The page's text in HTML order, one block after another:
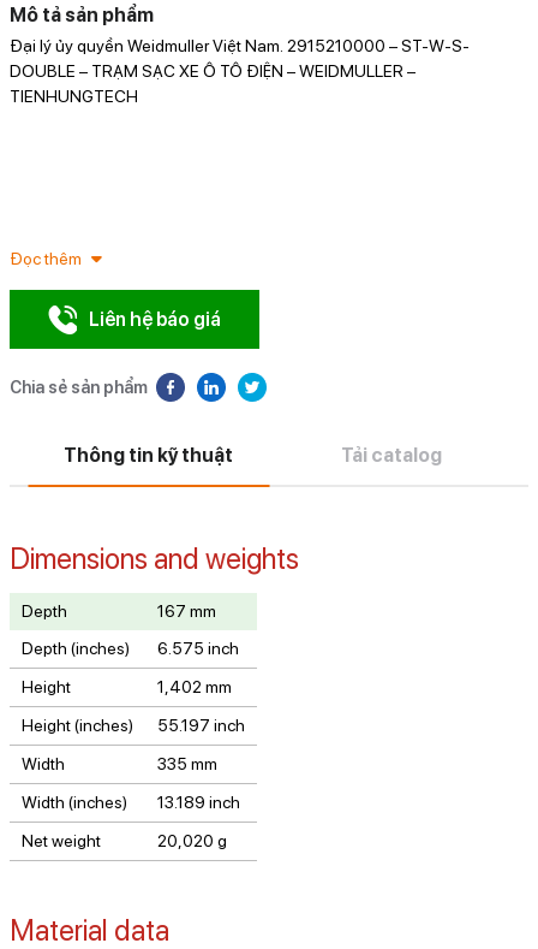
Mô tả sản phẩm
Đại lý ủy quyền Weidmuller Việt Nam. 2915210000 – ST-W-S-
DOUBLE – TRẠM SẠC XE Ô TÔ ĐIỆN – WEIDMULLER –
TIENHUNGTECH
Đọc thêm
Liên hệ báo giá
Chia sẻ sản phẩm
Thông tin kỹ thuật Tải catalog
Dimensions and weights
Depth
167 mm
Depth (inches)
6.575 inch
Height
1,402 mm
Height (inches)
55.197 inch
Width
335 mm
Width (inches)
13.189 inch
Net weight
20,020 g
Material data